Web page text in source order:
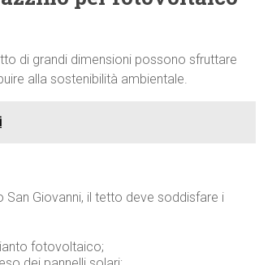
di grandi dimensioni possono sfruttare
alla sostenibilità ambientale.
Giovanni, il tetto deve soddisfare i
fotovoltaico;